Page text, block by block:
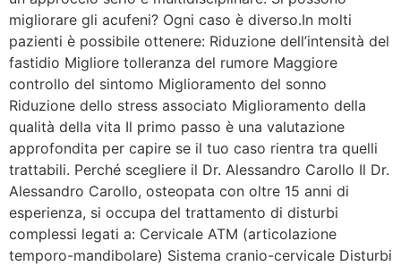
migliorare gli acufeni? Ogni caso è diverso.In molti
pazienti è possibile ottenere: Riduzione dell’intensità del
fastidio Migliore tolleranza del rumore Maggiore
controllo del sintomo Miglioramento del sonno
Riduzione dello stress associato Miglioramento della
qualità della vita Il primo passo è una valutazione
approfondita per capire se il tuo caso rientra tra quelli
trattabili. Perché scegliere il Dr. Alessandro Carollo Il Dr.
Alessandro Carollo, osteopata con oltre 15 anni di
esperienza, si occupa del trattamento di disturbi
complessi legati a: Cervicale ATM (articolazione
temporo-mandibolare) Sistema cranio-cervicale Disturbi